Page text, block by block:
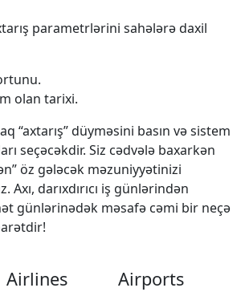
parametrlərini sahələrə daxil
olan tarixi.
“axtarış” düyməsini basın və sistem
seçəcəkdir. Siz cədvələ baxarkən
öz gələcək məzuniyyətinizi
Axı, darıxdırıcı iş günlərindən
günlərinədək məsafə cəmi bir neçə
Airlines Airports